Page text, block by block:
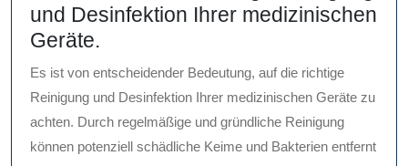
und Desinfektion Ihrer medizinischen
Geräte.
Es ist von entscheidender Bedeutung, auf die richtige
Reinigung und Desinfektion Ihrer medizinischen Geräte zu
achten. Durch regelmäßige und gründliche Reinigung
können potenziell schädliche Keime und Bakterien entfernt